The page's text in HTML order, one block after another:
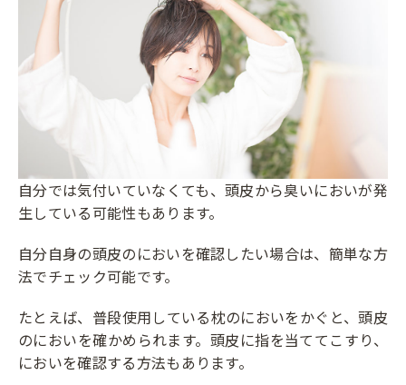
自分では気付いていなくても、頭皮から臭いにおいが発
生している可能性もあります。
自分自身の頭皮のにおいを確認したい場合は、簡単な方
法でチェック可能です。
たとえば、普段使用している枕のにおいをかぐと、頭皮
のにおいを確かめられます。頭皮に指を当ててこすり、
においを確認する方法もあります。